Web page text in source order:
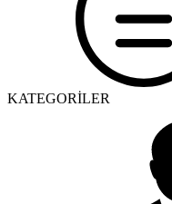
KATEGORİLER